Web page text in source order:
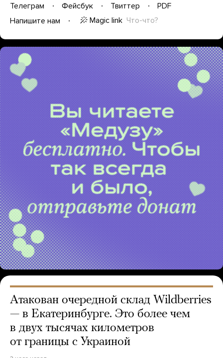
Телеграм Фейсбук Твиттер
PDF
Напишите нам
Magic link Что-что?
Атакован очередной склад Wildberries
— в Екатеринбурге. Это более чем
в двух тысячах километров
от границы с Украиной